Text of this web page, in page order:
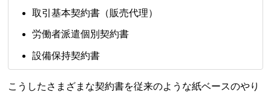
取引基本契約書（販売代理）
労働者派遣個別契約書
設備保持契約書
こうしたさまざまな契約書を従来のような紙ベースのやり